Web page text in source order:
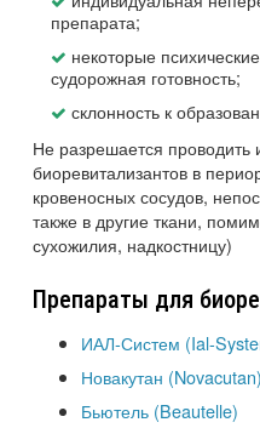
препарата;
некоторые
судорожная готовность;
склонность к
Не разрешается проводить
биоревитализантов в
кровеносных сосудов,
также в другие ткани,
сухожилия, надкостницу)
Препараты для
ИАЛ-Систем (Ial-
Новакутан (Novacutan)
Бьютель (Beautelle)